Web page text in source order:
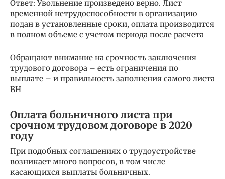
Ответ: Увольнение произведено верно. Лист
временной нетрудоспособности в организацию
подан в установленные сроки, оплата производится
в полном объеме с учетом периода после расчета
Обращают внимание на срочность заключения
трудового договора – есть ограничения по
выплате – и правильность заполнения самого листа
ВН
Оплата больничного листа при
срочном трудовом договоре в 2020
году
При подобных соглашениях о трудоустройстве
возникает много вопросов, в том числе
касающихся выплаты больничных.